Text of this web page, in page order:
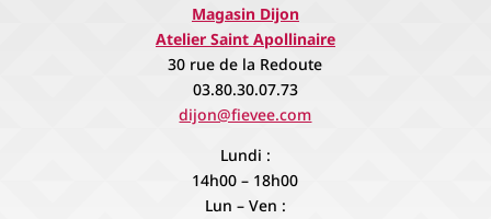
Magasin Dijon
Atelier Saint Apollinaire
30 rue de la Redoute
03.80.30.07.73
dijon@fievee.com
Lundi :
14h00 – 18h00
Lun – Ven :